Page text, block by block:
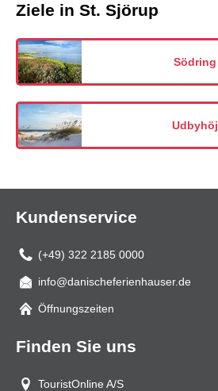
Ziele in St. Sjörup
Södring
Udbyhöj
Kundenservice
(+49) 322 2185 0000
Mail
info@danischeferienhauser.de
Öffnungszeiten
Finden Sie uns
TouristOnline A/S